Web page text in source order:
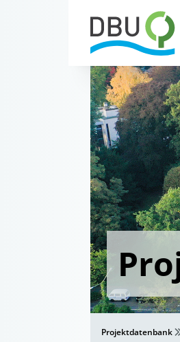
Projektdatenbank